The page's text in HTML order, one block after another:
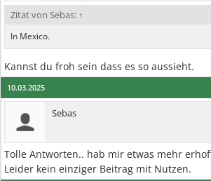
Zitat von Sebas: ↑
In Mexico.
Kannst du froh sein dass es so aussieht.
10.03.2025
Sebas
Tolle Antworten.. hab mir etwas mehr
Leider kein einziger Beitrag mit Nutzen.